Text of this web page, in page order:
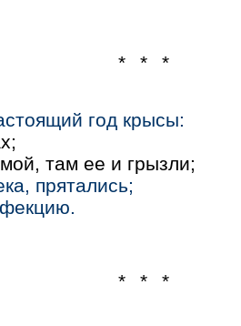
* * *
год крысы:
там ее и грызли;
прятались;
* * *